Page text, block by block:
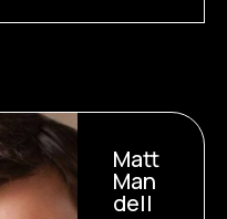
Matt
Man
dell